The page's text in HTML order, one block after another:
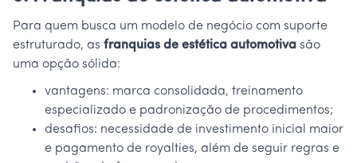
Para quem busca um modelo de negócio com suporte
estruturado, as franquias de estética automotiva são
uma opção sólida:
vantagens: marca consolidada, treinamento
especializado e padronização de procedimentos;
desafios: necessidade de investimento inicial maior
e pagamento de royalties, além de seguir regras e